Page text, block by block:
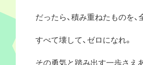
だったら、積み重ねたものを、
すべて壊して、ゼロになれ。
その勇気と踏み出す一歩さえ